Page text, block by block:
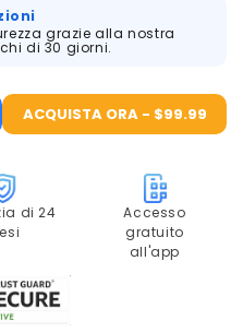
grazie alla nostra
di 30 giorni.
ACQUISTA ORA - $99.99
di 24
Accesso
gratuito
all'app